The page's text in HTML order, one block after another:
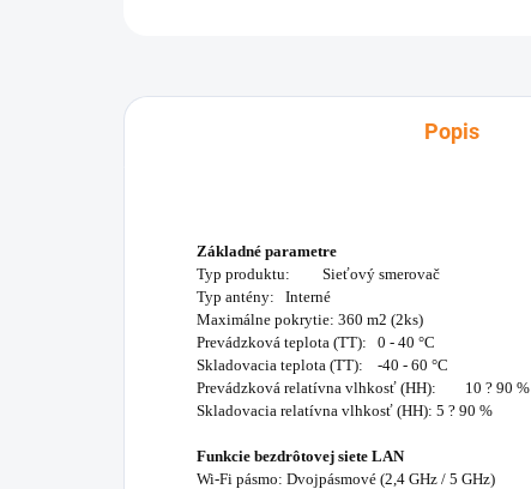
Popis
Základné parametre
Typ produktu: Sieťový smerovač
Typ antény: Interné
Maximálne pokrytie: 360 m2 (2ks)
Prevádzková teplota (TT): 0 - 40 °C
Skladovacia teplota (TT): -40 - 60 °C
Prevádzková relatívna vlhkosť (HH): 10 ? 90 %
Skladovacia relatívna vlhkosť (HH): 5 ? 90 %
Funkcie bezdrôtovej siete LAN
Wi-Fi pásmo: Dvojpásmové (2,4 GHz / 5 GHz)